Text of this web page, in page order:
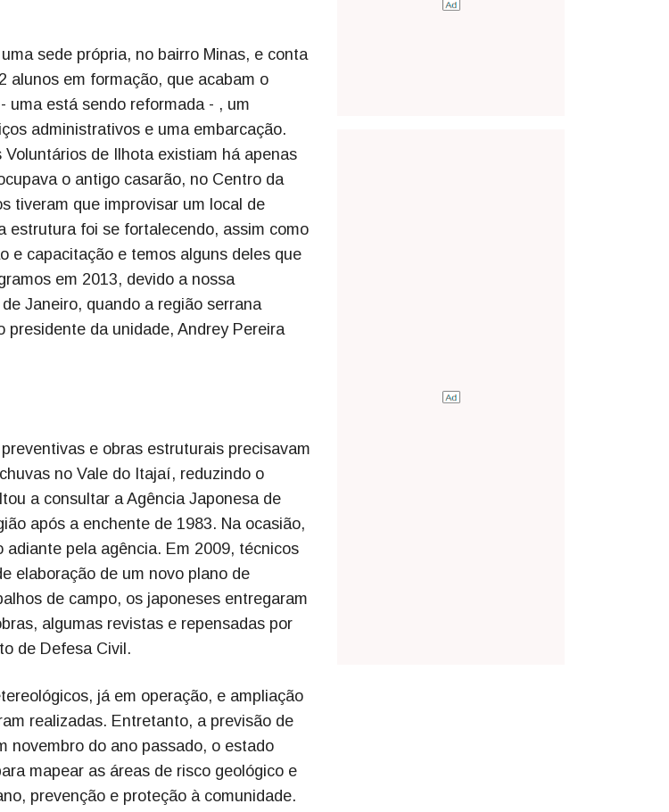
sede própria, no bairro Minas, e conta
alunos em formação, que acabam o
uma está sendo reformada - , um
administrativos e uma embarcação.
de Ilhota existiam há apenas
o antigo casarão, no Centro da
tiveram que improvisar um local de
estrutura foi se fortalecendo, assim como
e capacitação e temos alguns deles que
em 2013, devido a nossa
Janeiro, quando a região serrana
da unidade, Andrey Pereira
e obras estruturais precisavam
no Vale do Itajaí, reduzindo o
a consultar a Agência Japonesa de
após a enchente de 1983. Na ocasião,
pela agência. Em 2009, técnicos
elaboração de um novo plano de
de campo, os japoneses entregaram
algumas revistas e repensadas por
de Defesa Civil.
já em operação, e ampliação
realizadas. Entretanto, a previsão de
novembro do ano passado, o estado
mapear as áreas de risco geológico e
prevenção e proteção à comunidade.